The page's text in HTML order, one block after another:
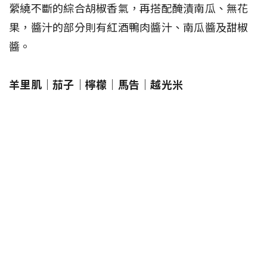
縈繞不斷的綜合胡椒香氣，再搭配醃漬南瓜、無花
果，醬汁的部分則有紅酒鴨肉醬汁、南瓜醬及甜椒
醬。
羊里肌｜茄子｜檸檬｜馬告｜越光米